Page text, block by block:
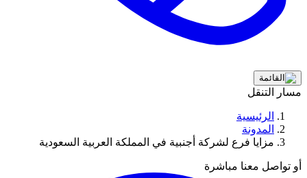
مسار التنقل
الرئيسية
المدونة
مزايا فرع لشركة أجنبية في المملكة العربية السعودية
أو تواصل معنا مباشرة